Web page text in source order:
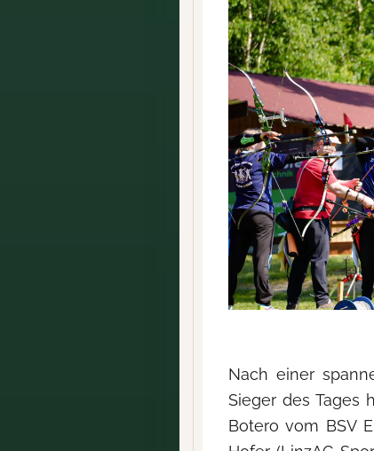
Nach einer
Sieger des Tages
Botero vom BSV